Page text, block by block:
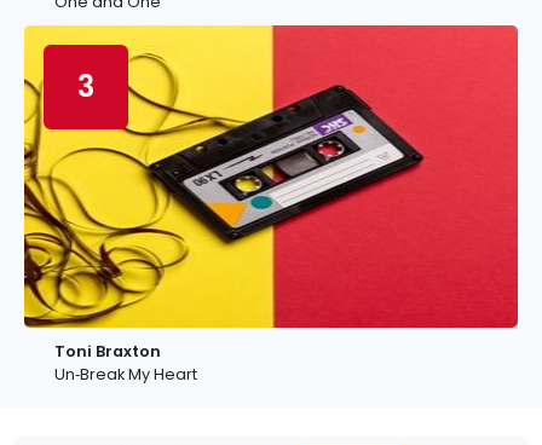
3
Toni Braxton
Un‐Break My Heart